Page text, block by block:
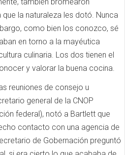
la naturaleza les dotó. Nunca
como bien los conozco, sé
en torno a la mayéutica
culinaria. Los dos tienen el
y valorar la buena cocina.
reuniones de consejo u
general de la CNOP
federal), notó a Bartlett que
contacto con una agencia de
de Gobernación preguntó